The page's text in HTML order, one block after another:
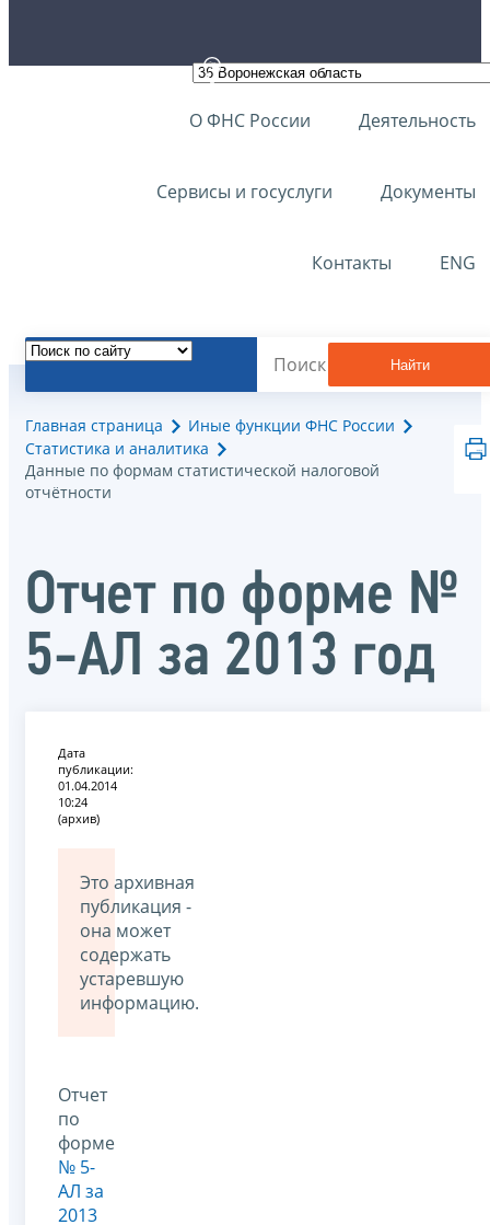
О ФНС России Деятельность
Сервисы и госуслуги Документы
Контакты ENG
Найти
Главная страница
Иные функции ФНС России
Статистика и аналитика
Данные по формам статистической налоговой
отчётности
Отчет по форме №
5-АЛ за 2013 год
Дата
публикации:
01.04.2014
10:24
(архив)
Это архивная
публикация -
она может
содержать
устаревшую
информацию.
Отчет
по
форме
№ 5-
АЛ за
2013